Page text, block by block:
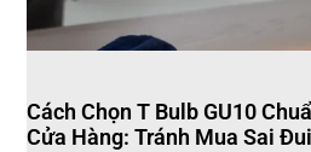
Cách Chọn T Bulb GU10
Cửa Hàng: Tránh Mua Sai